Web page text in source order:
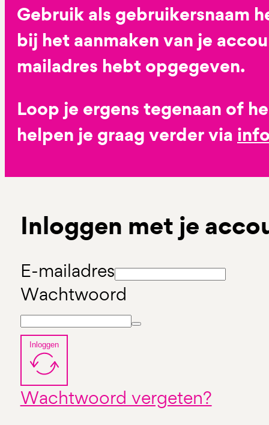
Gebruik als gebruikersnaam
bij het aanmaken van je
mailadres hebt opgegeven.
Loop je ergens tegenaan of
helpen je graag verder via
Inloggen met je
E-mailadres
Wachtwoord
Inloggen
Wachtwoord vergeten?